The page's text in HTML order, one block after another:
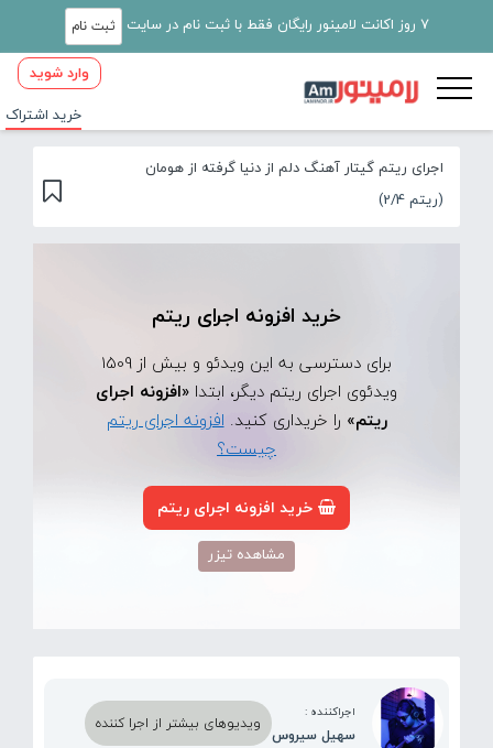
7 روز اکانت لامینور رایگان فقط با ثبت نام در سایت ثبت نام
وارد شوید
خرید اشتراک
اجرای ریتم گیتار آهنگ دلم از دنیا گرفته از هومان
(ریتم 2/4)
خرید افزونه اجرای ریتم
برای دسترسی به این ویدئو و بیش از 1509
ویدئوی اجرای ریتم دیگر، ابتدا «افزونه اجرای
ریتم» را خریداری کنید.افزونه اجرای ریتم
چیست؟
خرید افزونه اجرای ریتم
مشاهده تیزر
اجراکننده :
سهیل سیروس
ویدیوهای بیشتر از اجرا کننده